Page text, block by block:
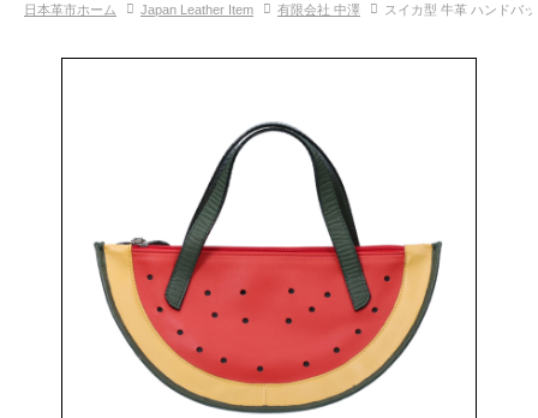
革市通信
日本の革の良さを知ろう
日本革市ホーム Japan Leather Item 有限会社 中澤 スイカ型 牛革 ハンドバ